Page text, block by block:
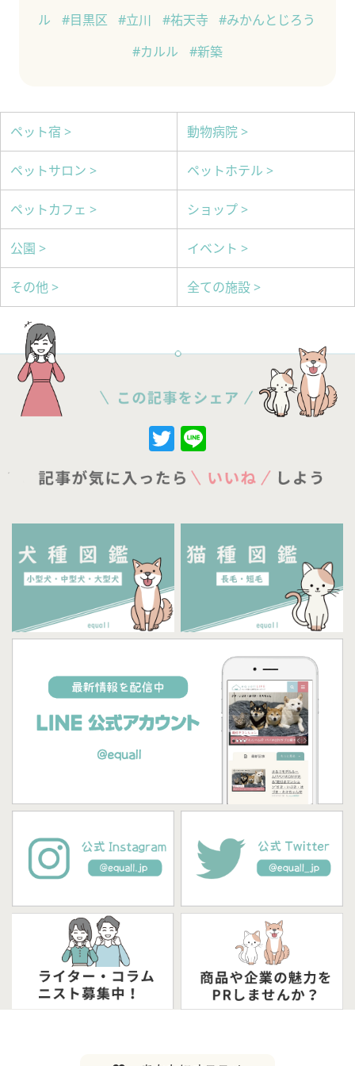
ル #目黒区 #立川 #祐天寺
#みかんとじろう
#カルル
#新築
ペット宿 > 動物病院 >
ペットサロン > ペットホテル >
ペットカフェ > ショップ >
公園 > イベント >
その他 > 全ての施設 >
Twitter